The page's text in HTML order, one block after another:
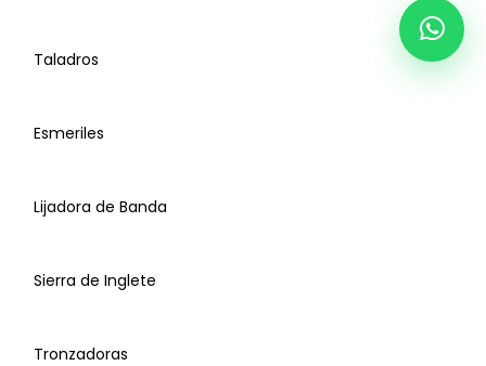
Taladros
Esmeriles
Lijadora de Banda
Sierra de Inglete
Tronzadoras